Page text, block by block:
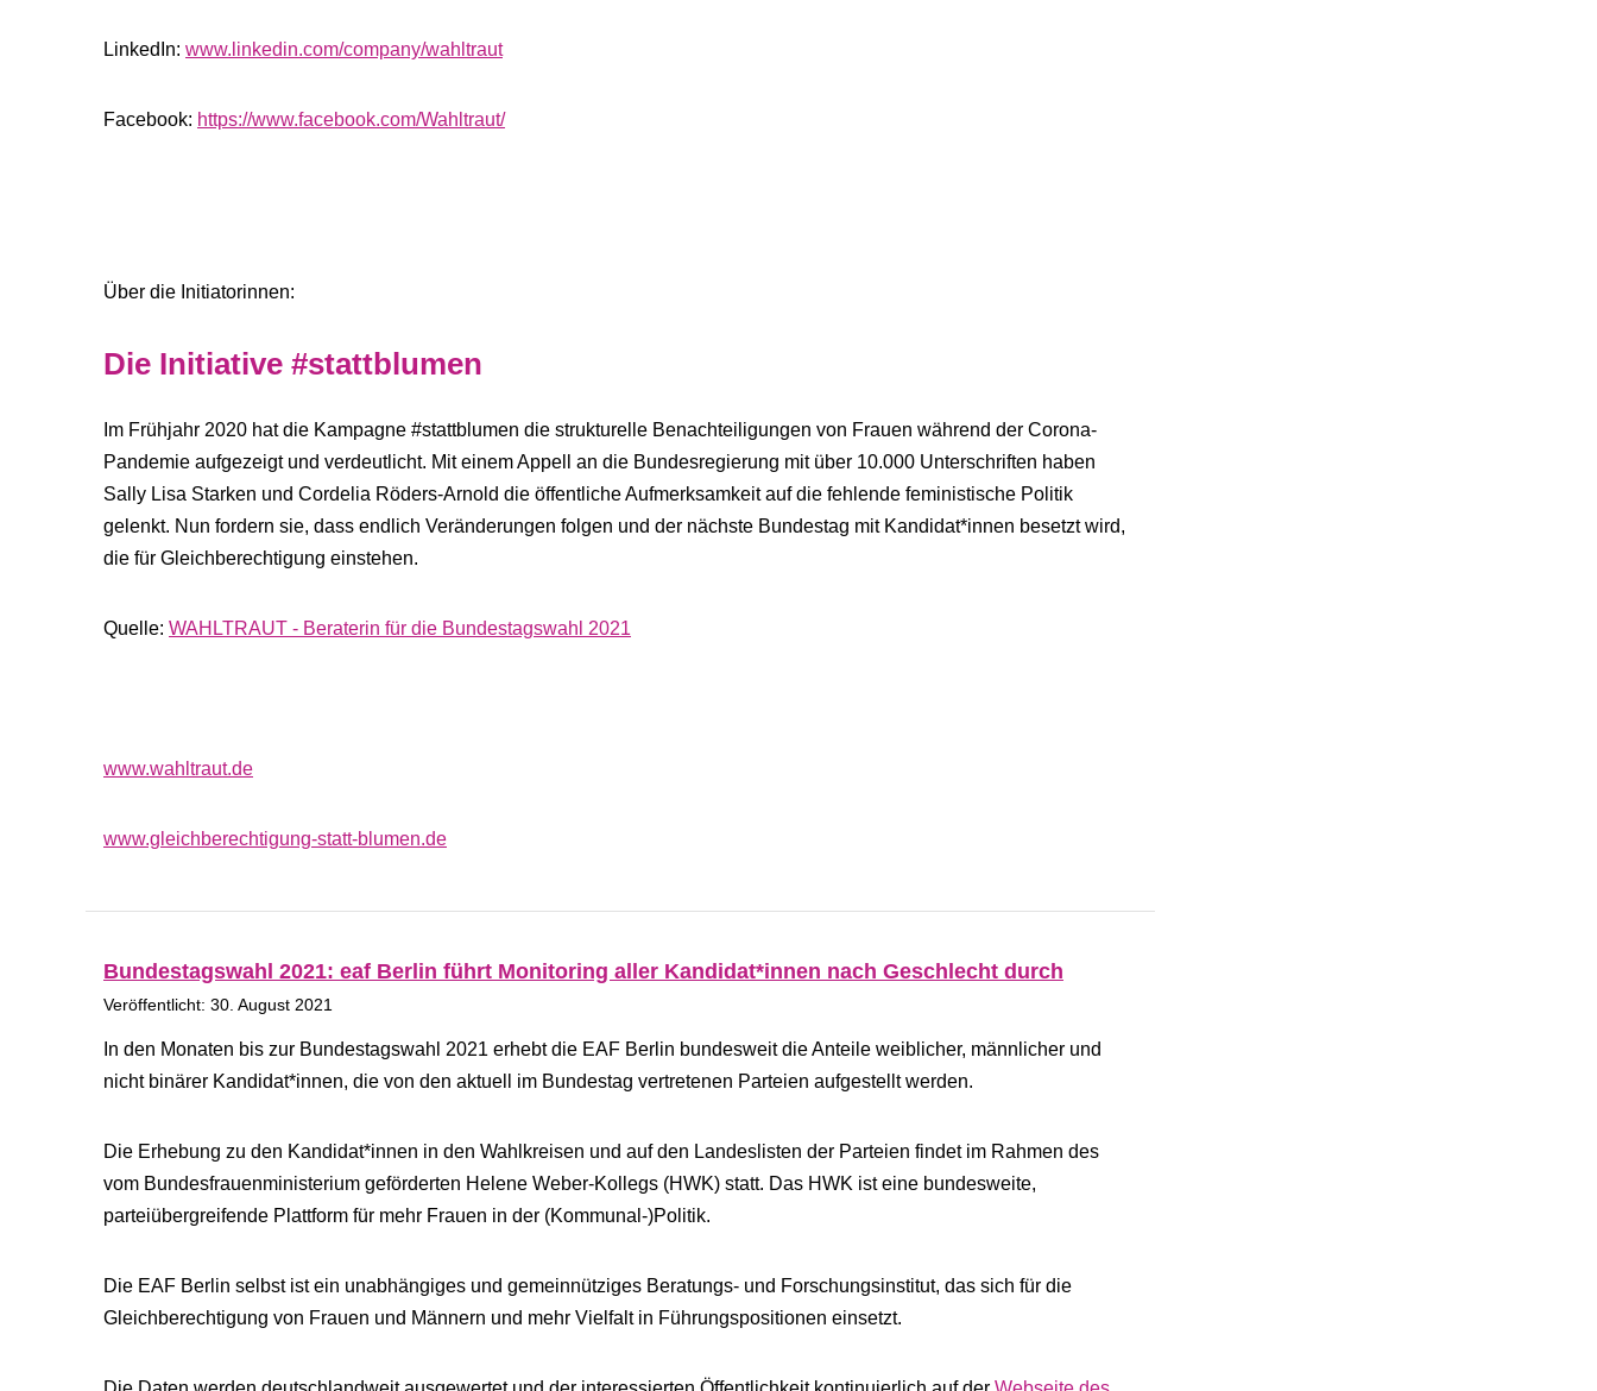
LinkedIn: www.linkedin.com/company/wahltraut
Facebook: https://www.facebook.com/Wahltraut/
Über die Initiatorinnen:
Die Initiative #stattblumen
Im Frühjahr 2020 hat die Kampagne #stattblumen die strukturelle Benachteiligungen von Frauen während der Corona-
Pandemie aufgezeigt und verdeutlicht. Mit einem Appell an die Bundesregierung mit über 10.000 Unterschriften haben
Sally Lisa Starken und Cordelia Röders-Arnold die öffentliche Aufmerksamkeit auf die fehlende feministische Politik
gelenkt. Nun fordern sie, dass endlich Veränderungen folgen und der nächste Bundestag mit Kandidat*innen besetzt wird,
die für Gleichberechtigung einstehen.
Quelle: WAHLTRAUT - Beraterin für die Bundestagswahl 2021
www.wahltraut.de
www.gleichberechtigung-statt-blumen.de
Bundestagswahl 2021: eaf Berlin führt Monitoring aller Kandidat*innen nach Geschlecht durch
Veröffentlicht: 30. August 2021
In den Monaten bis zur Bundestagswahl 2021 erhebt die EAF Berlin bundesweit die Anteile weiblicher, männlicher und
nicht binärer Kandidat*innen, die von den aktuell im Bundestag vertretenen Parteien aufgestellt werden.
Die Erhebung zu den Kandidat*innen in den Wahlkreisen und auf den Landeslisten der Parteien findet im Rahmen des
vom Bundesfrauenministerium geförderten Helene Weber-Kollegs (HWK) statt. Das HWK ist eine bundesweite,
parteiübergreifende Plattform für mehr Frauen in der (Kommunal-)Politik.
Die EAF Berlin selbst ist ein unabhängiges und gemeinnütziges Beratungs- und Forschungsinstitut, das sich für die
Gleichberechtigung von Frauen und Männern und mehr Vielfalt in Führungspositionen einsetzt.